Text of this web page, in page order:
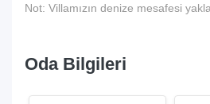
Not: Villamızın denize mesafesi
Oda Bilgileri